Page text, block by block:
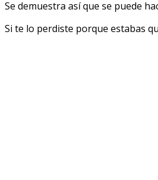
Se demuestra así que se puede
Si te lo perdiste porque estabas